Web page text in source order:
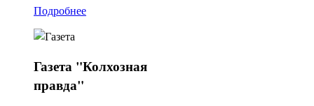
Подробнее
Газета "Колхозная
правда"